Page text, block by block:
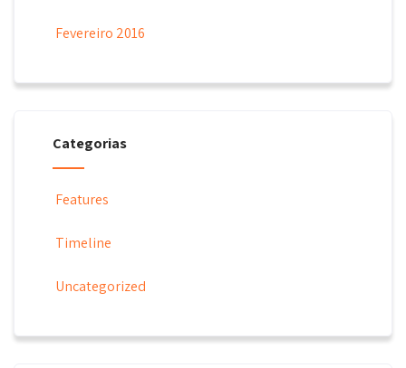
Fevereiro 2016
Categorias
Features
Timeline
Uncategorized